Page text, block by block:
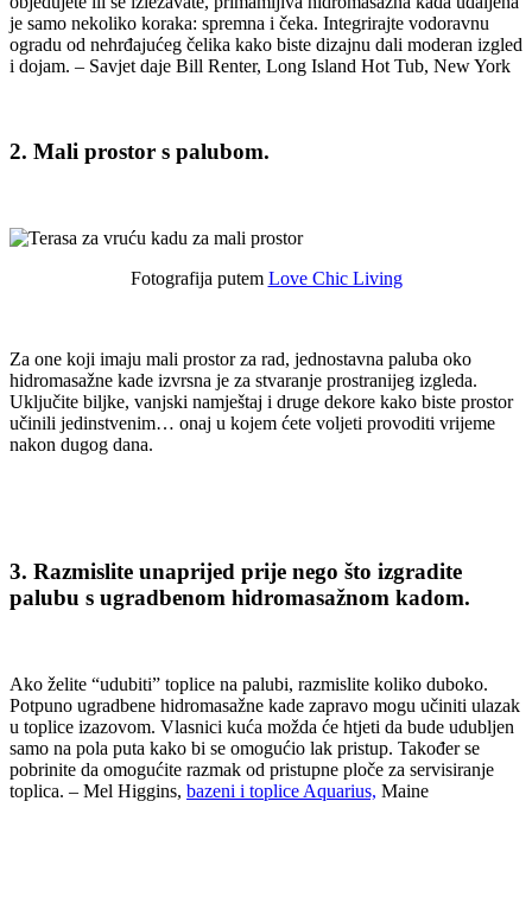
je samo nekoliko koraka: spremna i čeka. Integrirajte vodoravnu
ogradu od nehrđajućeg čelika kako biste dizajnu dali moderan izgled
i dojam. – Savjet daje Bill Renter, Long Island Hot Tub, New York
2. Mali prostor s palubom.
Fotografija putem Love Chic Living
Za one koji imaju mali prostor za rad, jednostavna paluba oko
hidromasažne kade izvrsna je za stvaranje prostranijeg izgleda.
Uključite biljke, vanjski namještaj i druge dekore kako biste prostor
učinili jedinstvenim… onaj u kojem ćete voljeti provoditi vrijeme
nakon dugog dana.
3. Razmislite unaprijed prije nego što izgradite
palubu s ugradbenom hidromasažnom kadom.
Ako želite “udubiti” toplice na palubi, razmislite koliko duboko.
Potpuno ugradbene hidromasažne kade zapravo mogu učiniti ulazak
u toplice izazovom. Vlasnici kuća možda će htjeti da bude udubljen
samo na pola puta kako bi se omogućio lak pristup. Također se
pobrinite da omogućite razmak od pristupne ploče za servisiranje
toplica. – Mel Higgins, bazeni i toplice Aquarius, Maine